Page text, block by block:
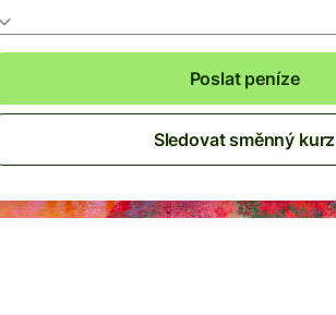
Poslat peníze
Sledovat směnný kurz